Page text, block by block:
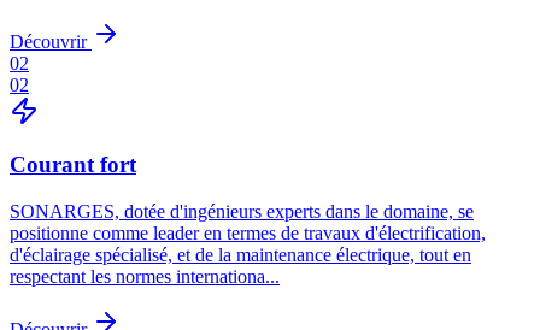
Découvrir
02
02
Courant fort
SONARGES, dotée d'ingénieurs experts dans le domaine, se
positionne comme leader en termes de travaux d'électrification,
d'éclairage spécialisé, et de la maintenance électrique, tout en
respectant les normes internationa...